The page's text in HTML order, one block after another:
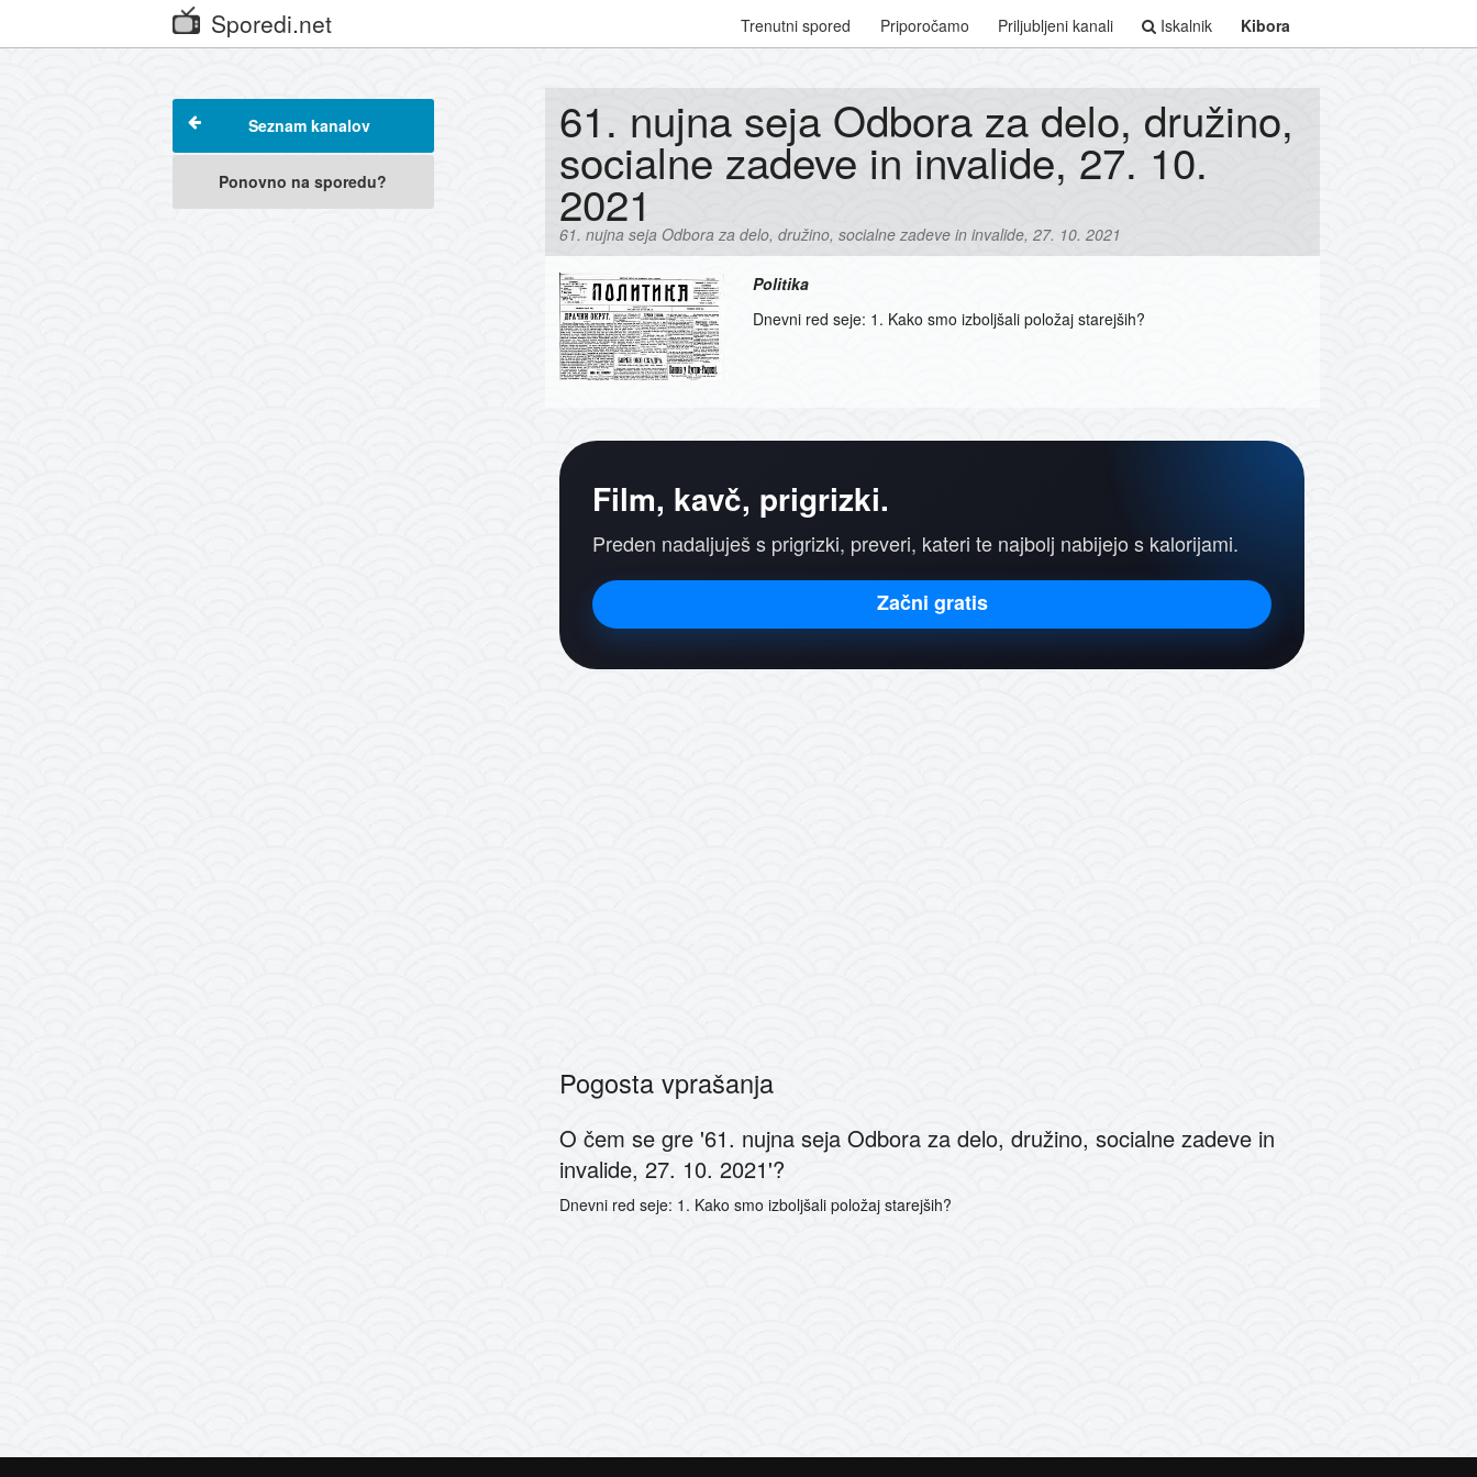
Sporedi.net Trenutni spored Priporočamo Priljubljeni kanali Iskalnik Kibora
Seznam kanalov
Ponovno na sporedu?
61. nujna seja Odbora za delo, družino,
socialne zadeve in invalide, 27. 10.
2021
61. nujna seja Odbora za delo, družino, socialne zadeve in invalide, 27. 10. 2021
Politika
Dnevni red seje: 1. Kako smo izboljšali položaj starejših?
Film, kavč, prigrizki.
Preden nadaljuješ s prigrizki, preveri, kateri te najbolj nabijejo s kalorijami.
Začni gratis
Pogosta vprašanja
O čem se gre '61. nujna seja Odbora za delo, družino, socialne zadeve in
invalide, 27. 10. 2021'?
Dnevni red seje: 1. Kako smo izboljšali položaj starejših?